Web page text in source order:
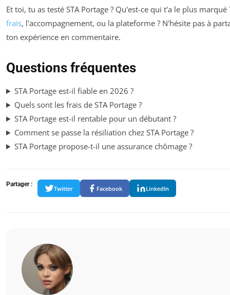
Et toi, tu as testé STA Portage ? Qu'est-ce qui t'a le plus marqué
frais, l'accompagnement, ou la plateforme ? N'hésite pas à
ton expérience en commentaire.
Questions fréquentes
STA Portage est-il fiable en 2026 ?
Quels sont les frais de STA Portage ?
STA Portage est-il rentable pour un débutant ?
Comment se passe la résiliation chez STA Portage ?
STA Portage propose-t-il une assurance chômage ?
Partager :
Twitter Facebook LinkedIn